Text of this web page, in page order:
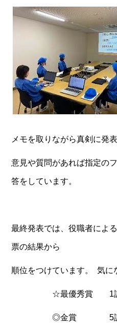
メモを取りながら真剣に発
意見や質問があれば指定の
答をしています。
最終発表では、役職者によ
票の結果から
順位をつけています。 気に
☆最優秀賞 1課稼
◎金賞 5課稼